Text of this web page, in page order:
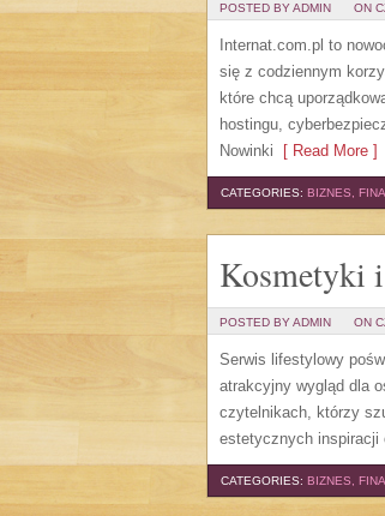
POSTED BY ADMIN ON
Internat.com.pl to
się z codziennym
które chcą
hostingu,
Nowinki [ Read More ]
CATEGORIES: BIZNES,
Kosmetyki
POSTED BY ADMIN ON
Serwis lifestylowy
atrakcyjny wygląd dla
czytelnikach, którzy
estetycznych inspiracji
CATEGORIES: BIZNES,